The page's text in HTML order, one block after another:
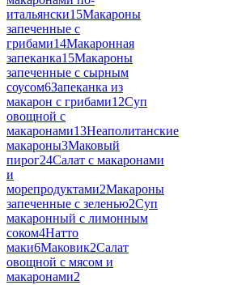
итальянски15Макароны
запеченные с
грибами14Макаронная
запеканка15Макароны
запеченные с сырным
соусом6Запеканка из
макарон с грибами12Суп
овощной с
макаронами13Неаполитанские
макароны3Маковый
пирог24Салат с макаронами
и
морепродуктами2Макароны
запеченные с зеленью2Суп
макаронный с лимонным
соком4Натто
маки6Маковик2Салат
овощной с мясом и
макаронами2